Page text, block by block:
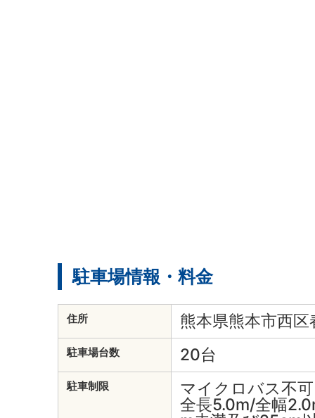
駐車場情報・料金
住所 熊本県熊本市西
駐車場台数 20台
駐車制限
マイクロバス不
全長5.0m/全幅